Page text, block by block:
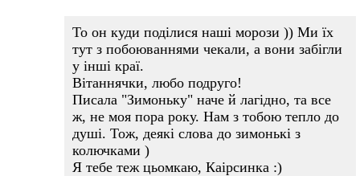
То он куди поділися наші морози )) Ми їх
тут з побоюваннями чекали, а вони забігли
у інші краї.
Вітаннячки, любо подруго!
Писала "Зимоньку" наче й лагідно, та все
ж, не моя пора року. Нам з тобою тепло до
душі. Тож, деякі слова до зимонькі з
колючками )
Я тебе теж цьомкаю, Каірсинка :)